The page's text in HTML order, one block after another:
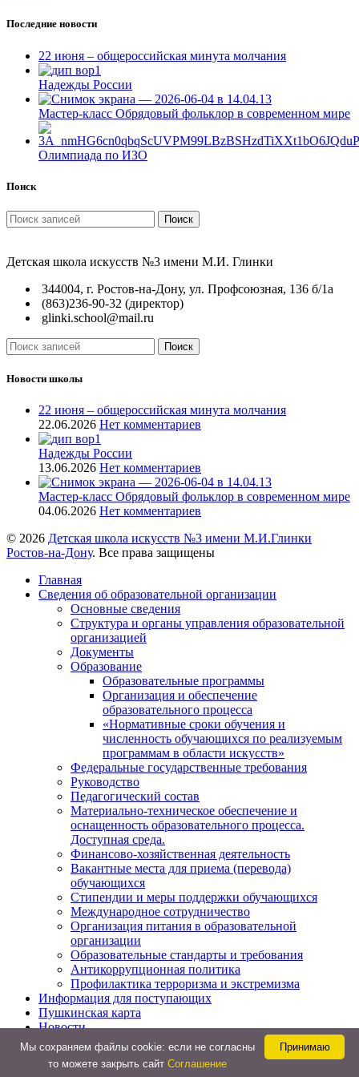
Последние новости
22 июня – общероссийская минута молчания
Надежды России
Мастер-класс Обрядовый фольклор в современном мире
Олимпиада по ИЗО
Поиск
Поиск
Детская школа искусств №3 имени М.И. Глинки
344004, г. Ростов-на-Дону, ул. Профсоюзная, 136 б/1а
(863)236-90-32 (директор)
glinki.school@mail.ru
Поиск
Новости школы
22 июня – общероссийская минута молчания
22.06.2026 Нет комментариев
Надежды России
13.06.2026 Нет комментариев
Мастер-класс Обрядовый фольклор в современном мире
04.06.2026 Нет комментариев
© 2026 Детская школа искусств №3 имени М.И.Глинки
Ростов-на-Дону. Все права защищены
Главная
Сведения об образовательной организации
Основные сведения
Структура и органы управления образовательной
организацией
Документы
Образование
Образовательные программы
Организация и обеспечение
образовательного процесса
«Нормативные сроки обучения и
численность обучающихся по реализуемым
программам в области искусств»
Федеральные государственные требования
Руководство
Педагогический состав
Материально-техническое обеспечение и
оснащенность образовательного процесса.
Доступная среда.
Финансово-хозяйственная деятельность
Вакантные места для приема (перевода)
обучающихся
Стипендии и меры поддержки обучающихся
Международное сотрудничество
Организация питания в образовательной
организации
Образовательные стандарты и требования
Антикоррупционная политика
Профилактика терроризма и экстремизма
Информация для поступающих
Пушкинская карта
Новости
Боковая панель
Принимаю
Мы cохраняем файлы cookie: если не согласны
то можете закрыть сайт Соглашение